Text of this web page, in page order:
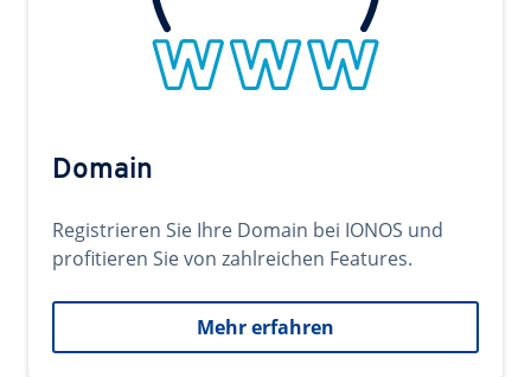
Domain
Registrieren Sie Ihre Domain bei IONOS und
profitieren Sie von zahlreichen Features.
Mehr erfahren